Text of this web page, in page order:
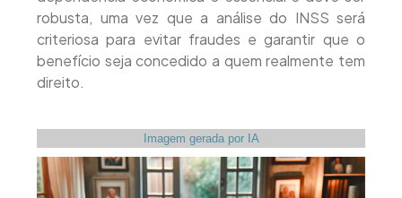
robusta, uma vez que a análise do INSS será
criteriosa para evitar fraudes e garantir que o
benefício seja concedido a quem realmente tem
direito.
Imagem gerada por IA